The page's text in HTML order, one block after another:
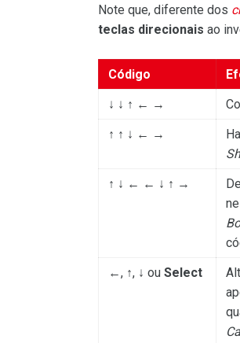
Note que, diferente dos
teclas direcionais ao
Código
↓ ↓ ↑ ← →
↑ ↑ ↓ ← →
↑ ↓ ← ← ↓ ↑ →
←, ↑, ↓ ou Select